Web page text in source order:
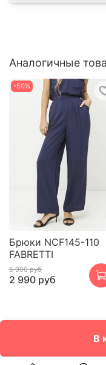
В
Аналогичные
-50%
Брюки NCF145-110
FABRETTI
5 990 руб
2 990 руб